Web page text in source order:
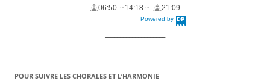
Powered by
06:50
14:18 21:09
POUR SUIVRE LES CHORALES ET L’HARMONIE